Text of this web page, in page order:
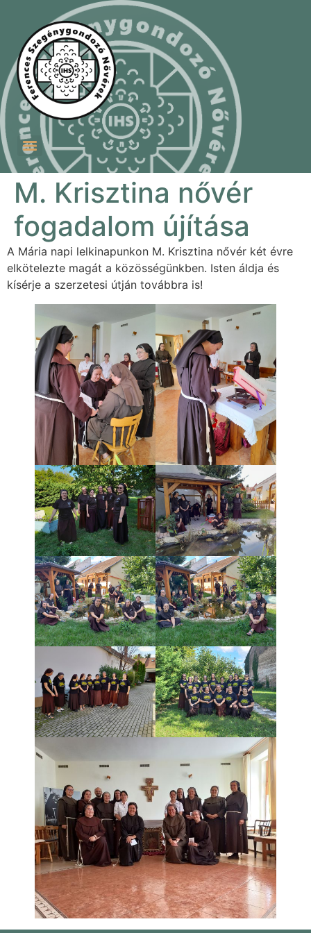
M. Krisztina nővér
fogadalom újítása
A Mária napi lelkinapunkon M. Krisztina nővér két évre
elkötelezte magát a közösségünkben. Isten áldja és
kísérje a szerzetesi útján továbbra is!